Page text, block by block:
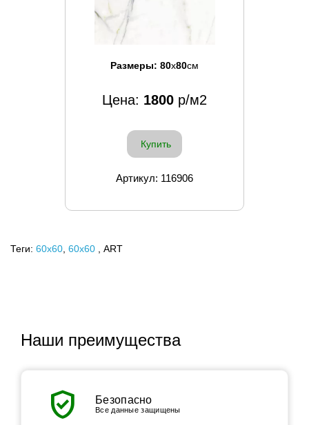
Размеры: 80x80см
Цена: 1800 р/м2
Купить
Артикул: 116906
Теги: 60x60 60х60 , ART
Наши преимущества
verified_user Безопасно
Все данные защищены